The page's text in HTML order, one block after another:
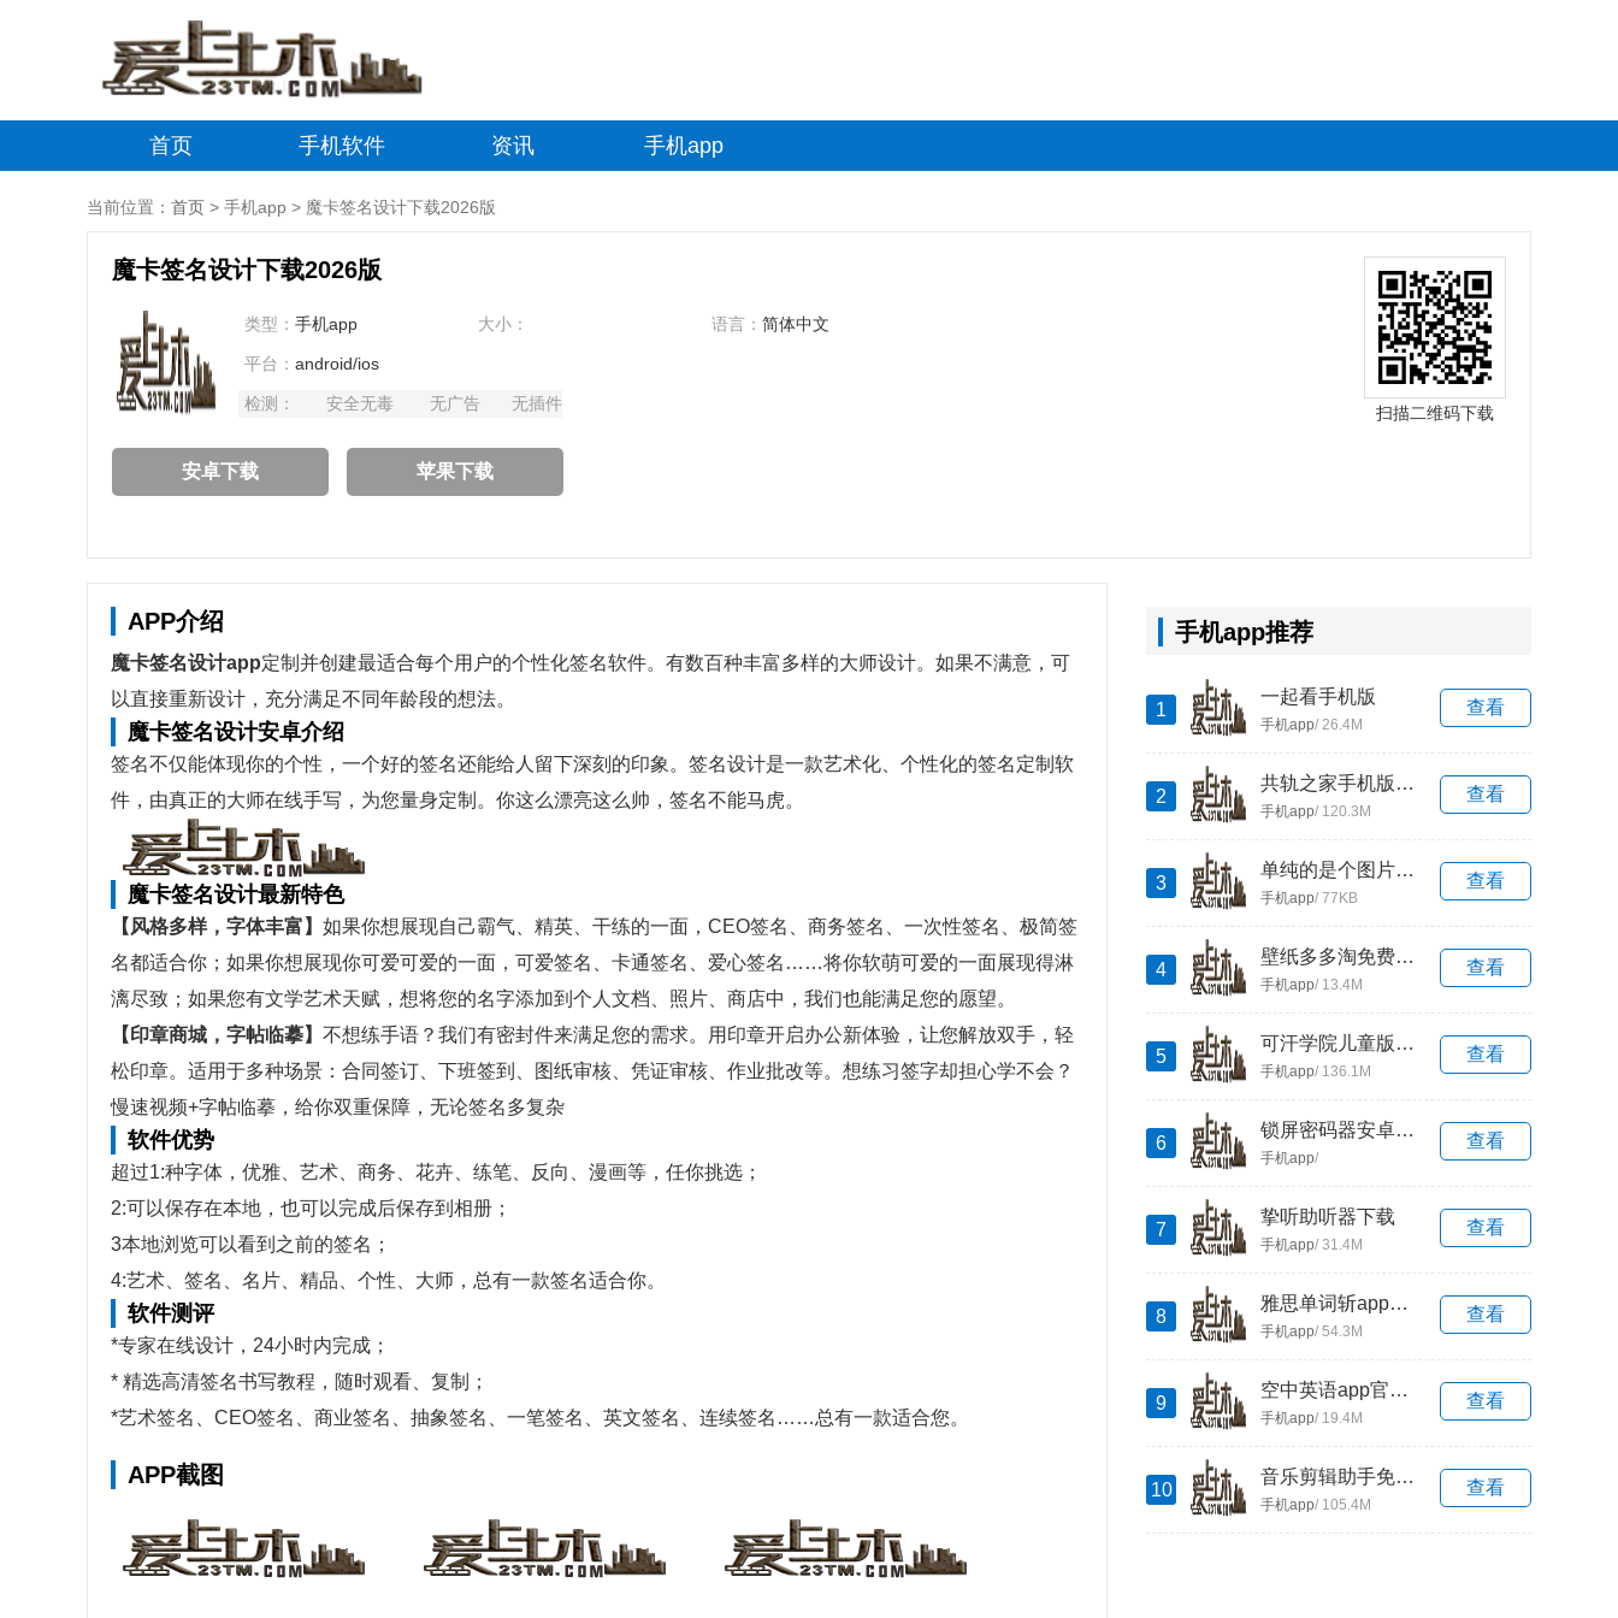
首页 手机软件 资讯 手机app
当前位置： 首页 > 手机app > 魔卡签名设计下载2026版
魔卡签名设计下载2026版
类型： 手机app 大小： 语言： 简体中文
平台： android/ios
检测： 安全无毒 无广告 无插件
安卓下载 苹果下载
扫描二维码下载
APP介绍
魔卡签名设计app定制并创建最适合每个用户的个性化签名软件。有数百种丰富多样的大师设计。如果不满意，可
以直接重新设计，充分满足不同年龄段的想法。
魔卡签名设计安卓介绍
签名不仅能体现你的个性，一个好的签名还能给人留下深刻的印象。签名设计是一款艺术化、个性化的签名定制软
件，由真正的大师在线手写，为您量身定制。你这么漂亮这么帅，签名不能马虎。
魔卡签名设计最新特色
【风格多样，字体丰富】 如果你想展现自己霸气、精英、干练的一面，CEO签名、商务签名、一次性签名、极简签
名都适合你；如果你想展现你可爱可爱的一面，可爱签名、卡通签名、爱心签名……将你软萌可爱的一面展现得淋
漓尽致；如果您有文学艺术天赋，想将您的名字添加到个人文档、照片、商店中，我们也能满足您的愿望。
【印章商城，字帖临摹】 不想练手语？我们有密封件来满足您的需求。用印章开启办公新体验，让您解放双手，轻
松印章。适用于多种场景：合同签订、下班签到、图纸审核、凭证审核、作业批改等。想练习签字却担心学不会？
慢速视频+字帖临摹，给你双重保障，无论签名多复杂
软件优势
超过1:种字体，优雅、艺术、商务、花卉、练笔、反向、漫画等，任你挑选；
2:可以保存在本地，也可以完成后保存到相册；
3本地浏览可以看到之前的签名；
4:艺术、签名、名片、精品、个性、大师，总有一款签名适合你。
软件测评
*专家在线设计，24小时内完成；
* 精选高清签名书写教程，随时观看、复制；
*艺术签名、CEO签名、商业签名、抽象签名、一笔签名、英文签名、连续签名……总有一款适合您。
APP截图
手机app推荐
1
一起看手机版
手机app/ 26.4M
查看
2
共轨之家手机版安卓app下载
手机app/ 120.3M
查看
3
单纯的是个图片小部件
手机app/ 77KB
查看
4
壁纸多多淘免费下载安装
手机app/ 13.4M
查看
5
可汗学院儿童版app官方版
手机app/ 136.1M
查看
6
锁屏密码器安卓app下载安装
手机app/
查看
7
挚听助听器下载
手机app/ 31.4M
查看
8
雅思单词斩app最新版
手机app/ 54.3M
查看
9
空中英语app官方下载
手机app/ 19.4M
查看
10
音乐剪辑助手免费下载
手机app/ 105.4M
查看